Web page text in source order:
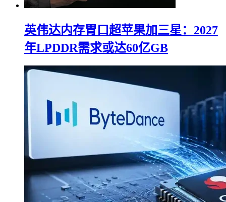
英伟达内存胃口超苹果加三星：2027
年LPDDR需求或达60亿GB